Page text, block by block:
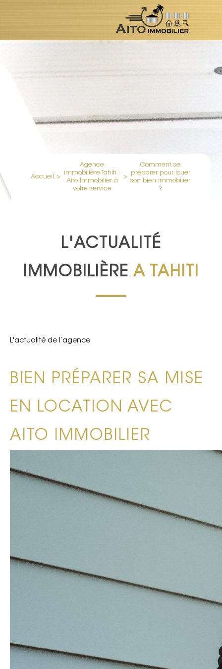
Accueil >
Agence
immobilière Tahiti :
Aito Immobilier à
votre service
>
Comment se
préparer pour louer
son bien immobilier
?
L'ACTUALITÉ
IMMOBILIÈRE A TAHITI
L'actualité de l’agence
BIEN PRÉPARER SA MISE
EN LOCATION AVEC
AITO IMMOBILIER